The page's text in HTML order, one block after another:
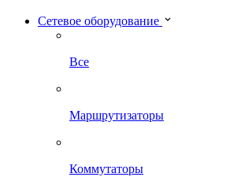
Сетевое оборудование
Все
Маршрутизаторы
Коммутаторы